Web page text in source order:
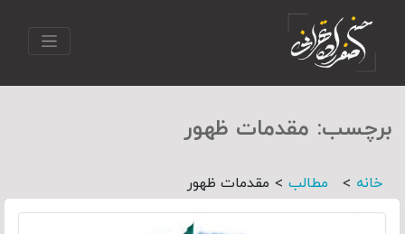
برچسب: مقدمات ظهور
خانه > مطالب > مقدمات ظهور